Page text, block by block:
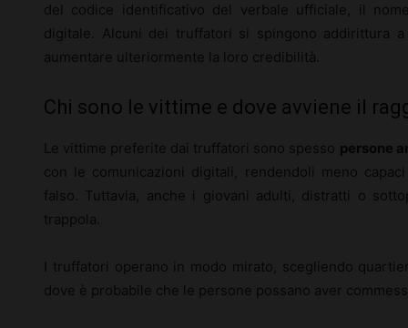
del codice identificativo del verbale ufficiale, il
digitale. Alcuni dei truffatori si spingono addirittura
aumentare ulteriormente la loro credibilità.
Chi sono le vittime e dove avviene il
Le vittime preferite dai truffatori sono spesso persone
con le comunicazioni digitali, rendendoli meno
falso. Tuttavia, anche i giovani adulti, distratti o
trappola.
I truffatori operano in modo mirato, scegliendo
dove è probabile che le persone possano aver